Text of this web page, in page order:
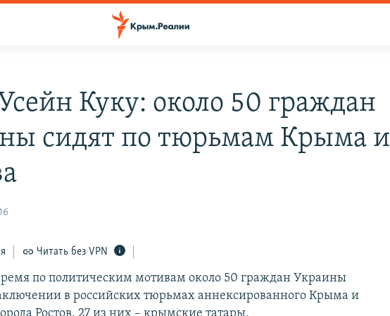
Куку: около 50 граждан
сидят по тюрьмам Крыма и
Читать без VPN
по политическим мотивам около 50 граждан Украины
в российских тюрьмах аннексированного Крыма и